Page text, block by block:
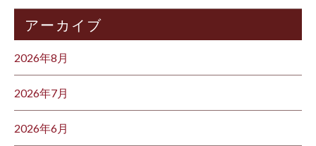
アーカイブ
2026年8月
2026年7月
2026年6月